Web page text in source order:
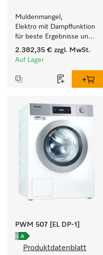
Muldenmangel,
Elektro mit Dampffunktion
für beste Ergebnisse und
höchsten Komfort.
2.382,35 € zzgl. MwSt.
Auf Lager
PWM 507 [EL DP-1]
Produktdatenblatt